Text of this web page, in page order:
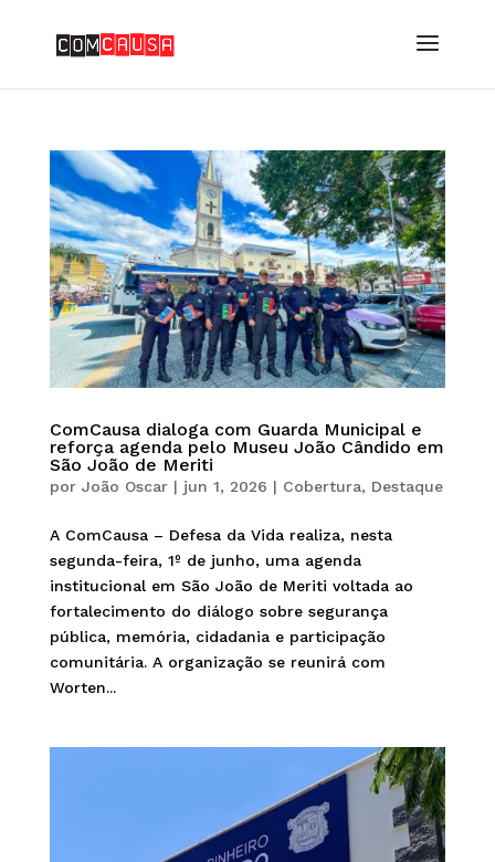
ComCausa dialoga com Guarda Municipal e
reforça agenda pelo Museu João Cândido em
São João de Meriti
por João Oscar| jun 1, 2026 | Cobertura, Destaque
A ComCausa – Defesa da Vida realiza, nesta
segunda-feira, 1º de junho, uma agenda
institucional em São João de Meriti voltada ao
fortalecimento do diálogo sobre segurança
pública, memória, cidadania e participação
comunitária. A organização se reunirá com
Worten...